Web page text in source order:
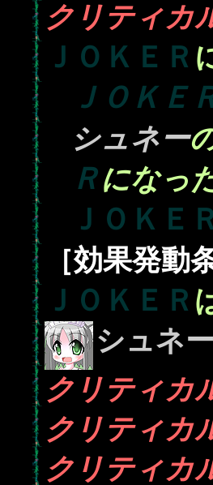
クリティカ
ＪＯＫＥＲ
ＪＯＫＥ
シュネー
Ｒになっ
ＪＯＫＥＲ
［効果発動
ＪＯＫＥＲ
シュネー
クリティカ
クリティカ
クリティカ